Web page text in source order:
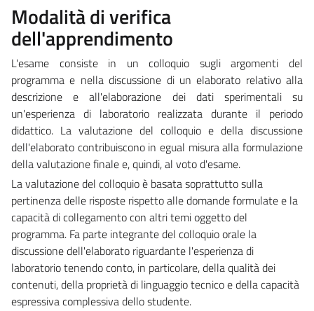
Modalità di verifica
dell'apprendimento
L'esame consiste in un colloquio sugli argomenti del
programma e nella discussione di un elaborato relativo alla
descrizione e all'elaborazione dei dati sperimentali su
un'esperienza di laboratorio realizzata durante il periodo
didattico. La valutazione del colloquio e della discussione
dell'elaborato contribuiscono in egual misura alla formulazione
della valutazione finale e, quindi, al voto d'esame.
La valutazione del colloquio è basata soprattutto sulla
pertinenza delle risposte rispetto alle domande formulate e la
capacità di collegamento con altri temi oggetto del
programma. Fa parte integrante del colloquio orale la
discussione dell'elaborato riguardante l'esperienza di
laboratorio tenendo conto, in particolare, della qualità dei
contenuti, della proprietà di linguaggio tecnico e della capacità
espressiva complessiva dello studente.